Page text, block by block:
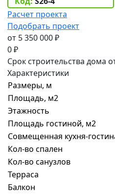
Расчет проекта
Подобрать проект
5 350 000₽
0₽
Срок строительства дома
Характеристики
Размеры, м
Площадь, м2
Этажность
Площадь гостиной, м2
Совмещенная кухня-
Кол-во спален
Кол-во санузлов
Терраса
Балкон